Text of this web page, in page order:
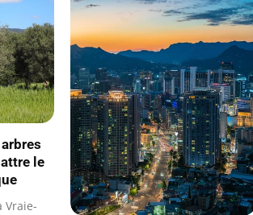
le
Vraie-